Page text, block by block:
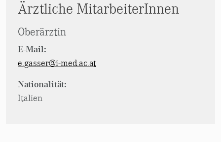
Ärztliche MitarbeiterInnen
Oberärztin
E-Mail:
e.gasser@i-med.ac.at
Nationalität:
Italien